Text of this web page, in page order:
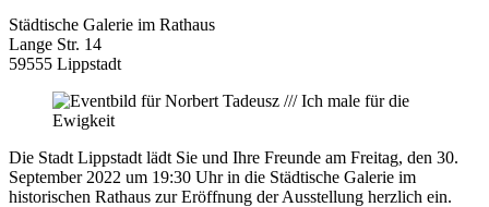
Städtische Galerie im Rathaus
Lange Str. 14
59555 Lippstadt
Die Stadt Lippstadt lädt Sie und Ihre Freunde am Freitag, den 30.
September 2022 um 19:30 Uhr in die Städtische Galerie im
historischen Rathaus zur Eröffnung der Ausstellung herzlich ein.